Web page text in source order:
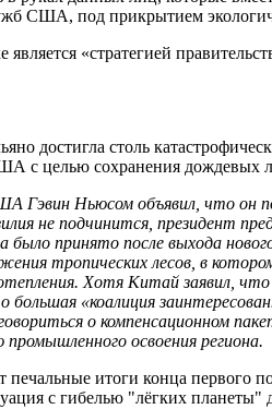
США, под прикрытием
является «стратегией
достигла столь
с целью сохранения дождевых
Гэвин Ньюсом объявил, что он
не подчинится, президент
принято после выхода
тропических лесов, в
Хотя Китай
большая «коалиция
о компенсационном
освоения региона.
итоги конца первого
с гибелью "лёгких планеты"